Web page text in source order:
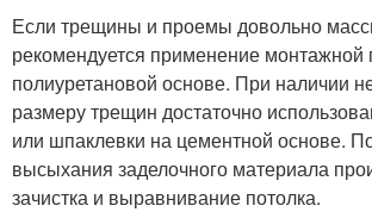
Если трещины и проемы довольно
рекомендуется применение
полиуретановой основе. При наличии
размеру трещин достаточно
или шпаклевки на цементной основе.
высыхания заделочного материала
зачистка и выравнивание потолка.